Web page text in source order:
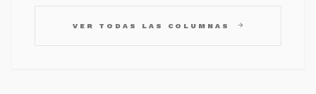
VER TODAS LAS COLUMNAS arrow_forward